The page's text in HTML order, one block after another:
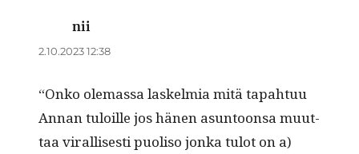
nii
2.10.2023 12:38
“Onko ole­mas­sa laskelmia mitä tapah­tuu
Annan tuloille jos hänen asun­toon­sa muut­
taa viral­lis­es­ti puoliso jon­ka tulot on a)